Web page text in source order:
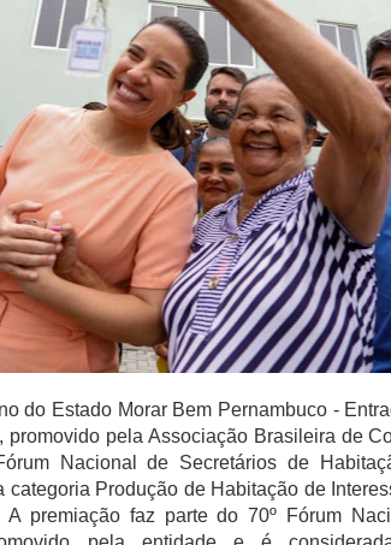
do Estado Morar Bem Pernambuco -
promovido pela Associação Brasileira de
Nacional de Secretários de
categoria Produção de Habitação de
A premiação faz parte do 70º Fórum